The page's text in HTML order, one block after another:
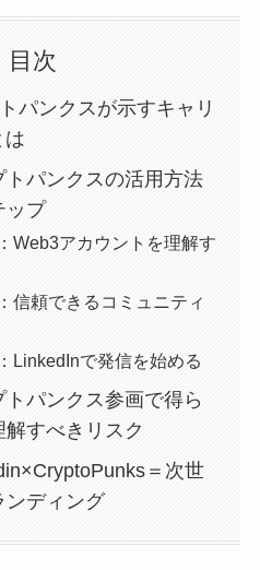
目次
パンクスが示すキャリ
は
パンクスの活用方法
ップ
Web3アカウントを理解す
信頼できるコミュニティ
LinkedInで発信を始める
パンクス参画で得ら
すべきリスク
＝次世
ンディング